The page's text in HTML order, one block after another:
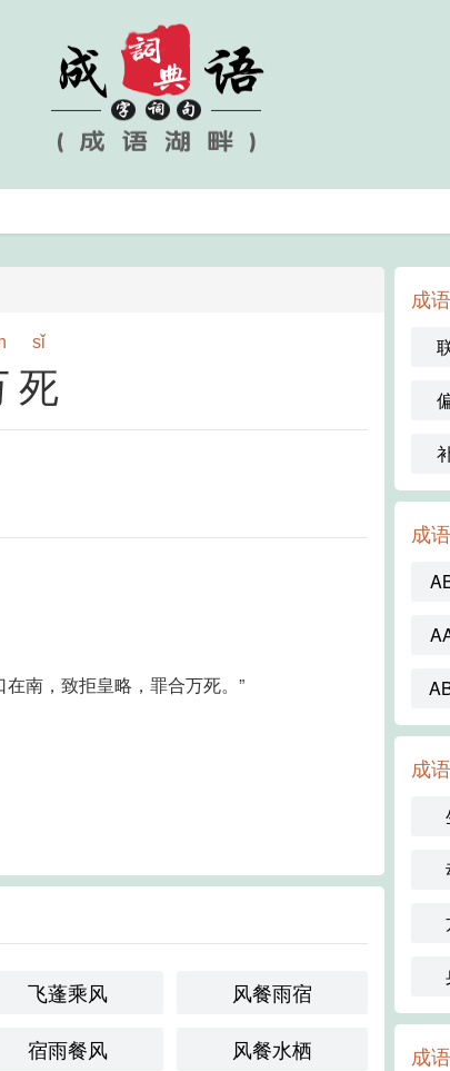
sǐ
死
在南，致拒皇略，罪合万死。”
飞蓬乘风
风餐雨宿
宿雨餐风
风餐水栖
成
成
成
成